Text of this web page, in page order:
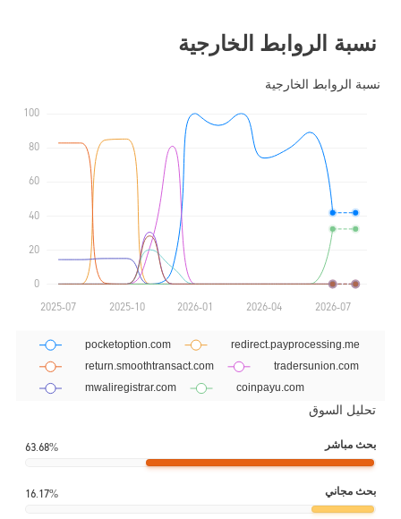
نسبة الروابط الخارجية
تحليل السوق
بحث مباشر 63.68%
بحث مجاني 16.17%